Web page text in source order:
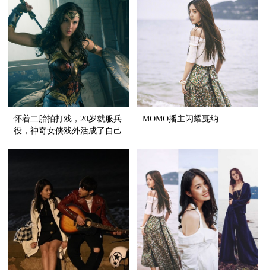
怀着二胎拍打戏，20岁就服兵
役，神奇女侠戏外活成了自己
MOMO播主闪耀戛纳